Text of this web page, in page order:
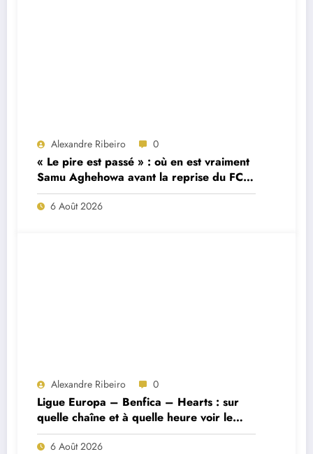
Alexandre Ribeiro 0
« Le pire est passé » : où en est vraiment
Samu Aghehowa avant la reprise du FC
Porto ?
6 Août 2026
Alexandre Ribeiro 0
Ligue Europa – Benfica – Hearts : sur
quelle chaîne et à quelle heure voir le
match ?
6 Août 2026